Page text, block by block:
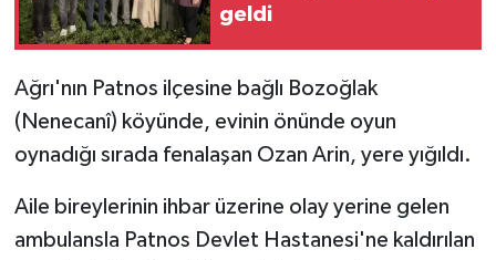
geldi
Ağrı'nın Patnos ilçesine bağlı Bozoğlak
( Nenecanî) köyünde, evinin önünde oyun
oynadığı sırada fenalaşan Ozan Arin, yere yığıldı.
Aile bireylerinin ihbar üzerine olay yerine gelen
ambulansla Patnos Devlet Hastanesi'ne kaldırılan